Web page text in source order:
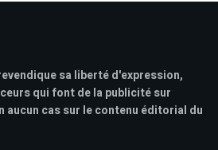
sa liberté d'expression,
qui font de la publicité sur
aucun cas sur le contenu éditorial du